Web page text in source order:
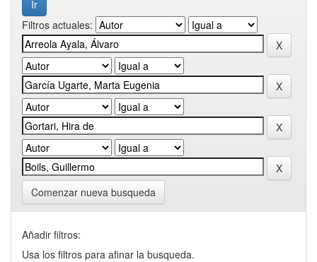
Filtros actuales:
Comenzar nueva busqueda
Añadir filtros:
Usa los filtros para afinar la busqueda.